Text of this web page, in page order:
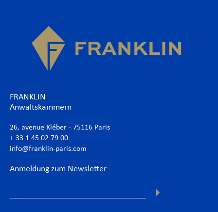
FRANKLIN
Anwaltskammern
26, avenue Kléber - 75116 Paris
+ 33 1 45 02 79 00
info@franklin-paris.com
Anmeldung zum Newsletter